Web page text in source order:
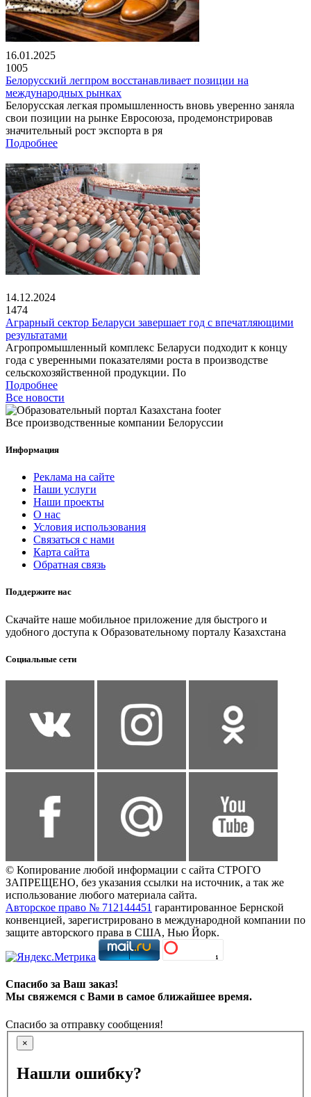
16.01.2025
1005
Белорусский легпром восстанавливает позиции на
международных рынках
Белорусская легкая промышленность вновь уверенно заняла
свои позиции на рынке Евросоюза, продемонстрировав
значительный рост экспорта в ря
Подробнее
14.12.2024
1474
Аграрный сектор Беларуси завершает год с впечатляющими
результатами
Агропромышленный комплекс Беларуси подходит к концу
года с уверенными показателями роста в производстве
сельскохозяйственной продукции. По
Подробнее
Все новости
Все производственные компании Белоруссии
Информация
Реклама на сайте
Наши услуги
Наши проекты
О нас
Условия использования
Связаться с нами
Карта сайта
Обратная связь
Поддержите нас
Скачайте наше мобильное приложение для быстрого и
удобного доступа к Образовательному порталу Казахстана
Социальные сети
© Копирование любой информации с сайта СТРОГО
ЗАПРЕЩЕНО, без указания ссылки на источник, а так же
использование любого материала сайта.
Авторское право № 712144451 гарантированное Бернской
конвенцией, зарегистрировано в международной компании по
защите авторского права в США, Нью Йорк.
Спасибо за Ваш заказ!
Мы свяжемся с Вами в самое ближайшее время.
Спасибо за отправку сообщения!
×
Нашли ошибку?